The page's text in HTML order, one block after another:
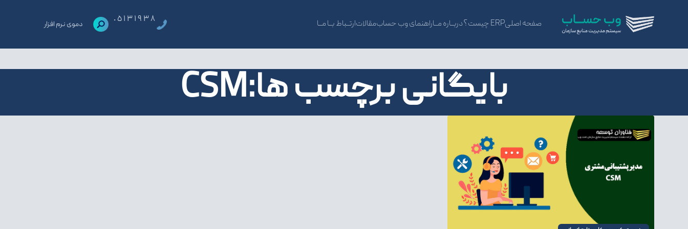
صفحه اصلیERP چیست؟ دربــاره مــاراهنمای وب حسابمقالاتارتــباط بــا مــا ٠٥١٣١٩٣٨ دموی نرم افزار
بایگانی برچسب ها:CSM